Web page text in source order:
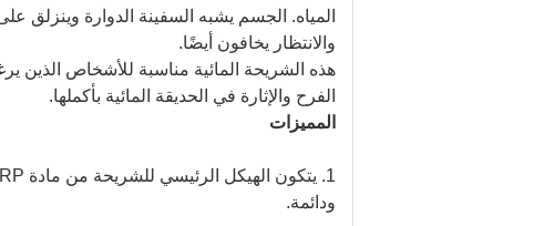
المياه. الجسم يشبه السفينة الدوارة وينزلق
والانتظار يخافون أيضًا.
هذه الشريحة المائية مناسبة للأشخاص الذين
الفرح والإثارة في الحديقة المائية بأكملها.
المميزات
1. يتكون الهيكل الرئيسي للشريحة من مادة FRP خفيفة النقل ، والتي يتم تصنيعها بواسطة معجون مصنوع يدويًا.
ودائمة.